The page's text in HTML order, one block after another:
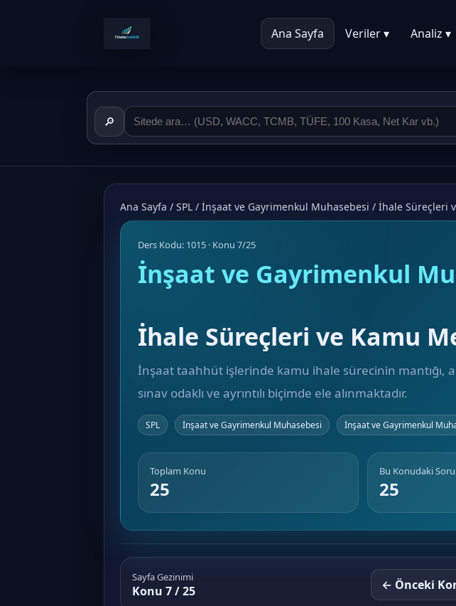
Ana Sayfa Veriler ▾ Analiz ▾
🔎
Ana Sayfa / SPL / İnşaat ve Gayrimenkul Muhasebesi / İhale Süreçleri
Ders Kodu: 1015 · Konu 7/25
İnşaat ve Gayrimenkul
İhale Süreçleri ve Kamu
İnşaat taahhüt işlerinde kamu ihale sürecinin mantığı,
sınav odaklı ve ayrıntılı biçimde ele alınmaktadır.
SPL İnşaat ve Gayrimenkul Muhasebesi İnşaat ve Gayrimenkul
Toplam Konu
25
Bu Konudaki
25
Sayfa Gezinimi
Konu 7 / 25 ← Önceki